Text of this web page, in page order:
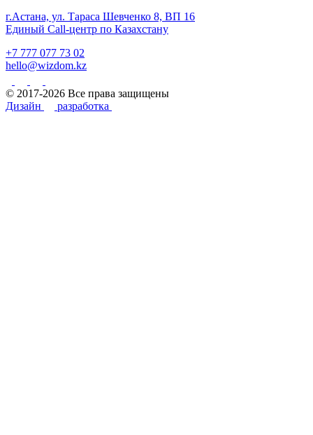
г.Астана, ул. Тараса Шевченко 8, ВП 16
Единый Call-центр по Казахстану
+7 777 077 73 02
hello@wizdom.kz
© 2017-2026 Все права защищены
Дизайн
разработка